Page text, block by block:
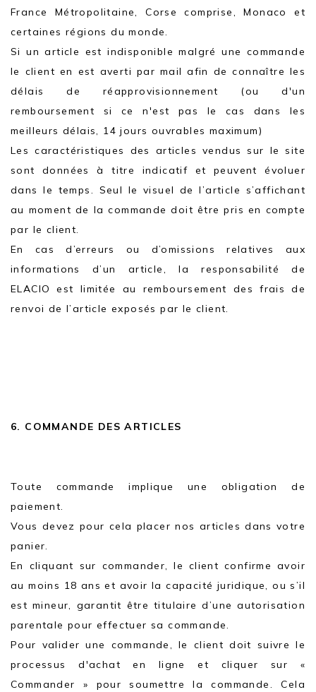
France Métropolitaine, Corse comprise, Monaco et
certaines régions du monde.
Si un article est indisponible malgré une commande
le client en est averti par mail afin de connaître les
délais de réapprovisionnement (ou d'un
remboursement si ce n'est pas le cas dans les
meilleurs délais, 14 jours ouvrables maximum)
Les caractéristiques des articles vendus sur le site
sont données à titre indicatif et peuvent évoluer
dans le temps. Seul le visuel de l’article s’affichant
au moment de la commande doit être pris en compte
par le client.
En cas d’erreurs ou d’omissions relatives aux
informations d’un article, la responsabilité de
ELACIO est limitée au remboursement des frais de
renvoi de l’article exposés par le client.
6. COMMANDE DES ARTICLES
Toute commande implique une obligation de
paiement.
Vous devez pour cela placer nos articles dans votre
panier.
En cliquant sur commander, le client confirme avoir
au moins 18 ans et avoir la capacité juridique, ou s’il
est mineur, garantit être titulaire d’une autorisation
parentale pour effectuer sa commande.
Pour valider une commande, le client doit suivre le
processus d'achat en ligne et cliquer sur «
Commander » pour soumettre la commande. Cela